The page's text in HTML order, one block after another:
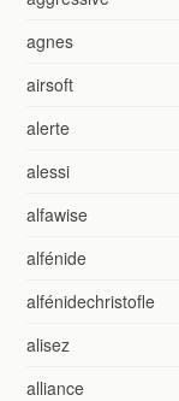
agnes
airsoft
alerte
alessi
alfawise
alfénide
alfénidechristofle
alisez
alliance